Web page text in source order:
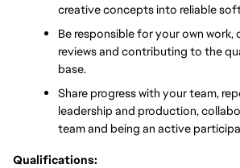
creative concepts into reliable
Be responsible for your own
reviews and contributing to the
base.
Share progress with your team,
leadership and production,
team and being an active
Qualifications: